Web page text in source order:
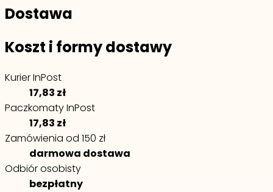
Dostawa
Koszt i formy dostawy
Kurier InPost
17,83 zł
Paczkomaty InPost
17,83 zł
Zamówienia od 150 zł
darmowa dostawa
Odbiór osobisty
bezpłatny